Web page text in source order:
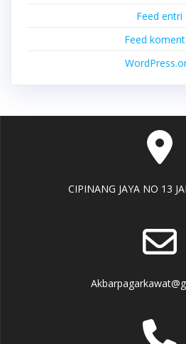
Feed entri
Feed
CIPINANG JAYA NO 13